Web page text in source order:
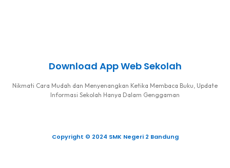
Download App Web Sekolah
Nikmati Cara Mudah dan Menyenangkan Ketika Membaca Buku, Update
Informasi Sekolah Hanya Dalam Genggaman
Copyright © 2024 SMK Negeri 2 Bandung